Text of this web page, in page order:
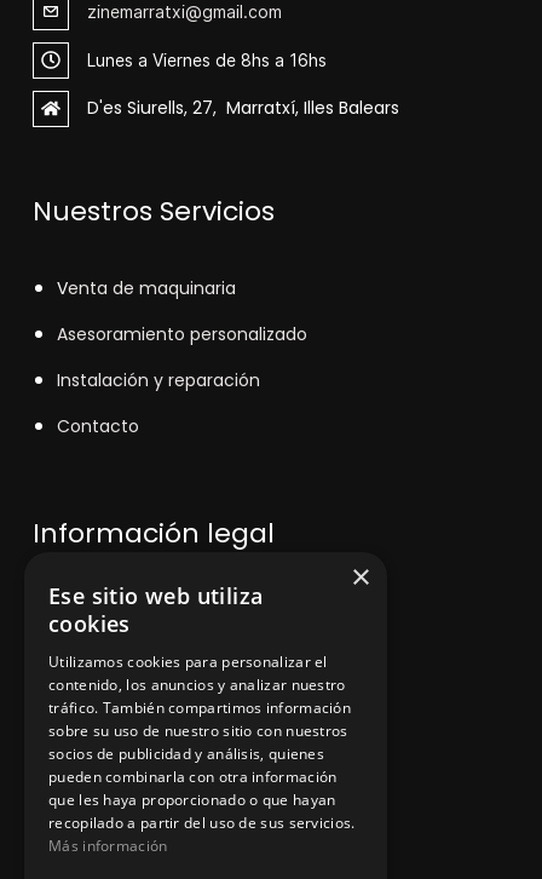
zinemarratxi@gmail.com
Lunes a Viernes de 8hs a 16hs
D'es Siurells, 27, Marratxí, Illes Balears
Nuestros Servicios
Venta de maquinaria
Asesoramiento personalizado
Instalación y reparación
Contacto
Información legal
Política de privacidad
Aviso legal
App Zine Hostelería
×
Ese sitio web utiliza
cookies
Utilizamos cookies para personalizar el
contenido, los anuncios y analizar nuestro
tráfico. También compartimos información
sobre su uso de nuestro sitio con nuestros
socios de publicidad y análisis, quienes
pueden combinarla con otra información
que les haya proporcionado o que hayan
recopilado a partir del uso de sus servicios.
Más información